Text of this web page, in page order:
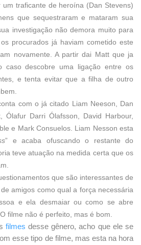
traficante de heroína (Dan Stevens)
que sequestraram e mataram sua
investigação não demora muito para
procurados já haviam cometido este
novamente. A partir dai Matt que ja
caso descobre uma ligação entre os
e tenta evitar que a filha de outro
com o já citado Liam Neeson, Dan
Ólafur Darri Ólafsson, David Harbour,
e Mark Consuelos. Liam Nesson esta
” e acaba ofuscando o restante do
teve atuação na medida certa que os
que são interessantes de
amigos como qual a força necessária
e ela desmaiar ou como se abre
filme não é perfeito, mas é bom.
filmes desse gênero, acho que ele se
esse tipo de filme, mas esta na hora